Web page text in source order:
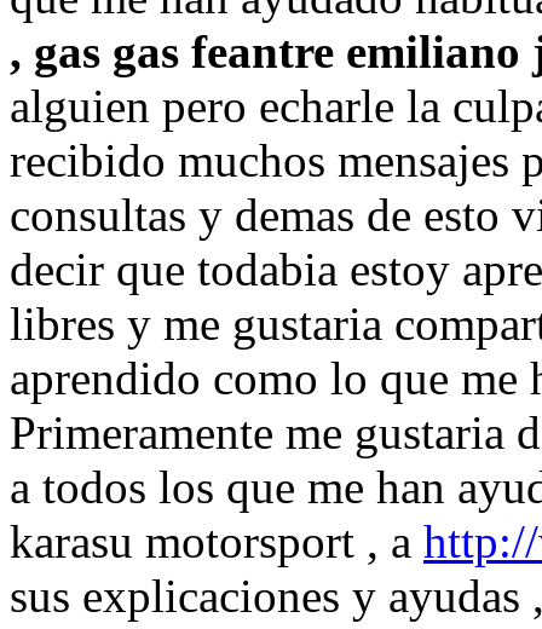
, gas gas feantre
alguien pero echarle la
recibido muchos mensajes
consultas y demas de esto
decir que todabia estoy
libres y me gustaria
aprendido como lo que me
Primeramente me gustaria
a todos los que me han
karasu motorsport , a
sus explicaciones y